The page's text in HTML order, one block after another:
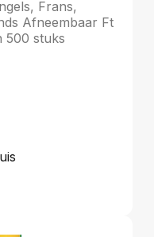
Ft
van 500 stuks